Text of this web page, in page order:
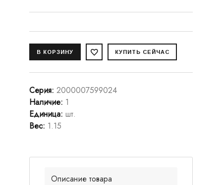
Серия: 2000007599024
Наличие: 1
Единица: шт.
Вес: 1.15
Описание товара